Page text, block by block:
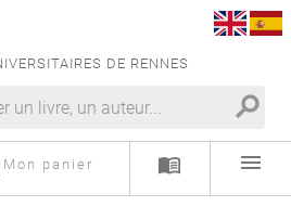
DE RENNES
search
Mon panier menu_book menu